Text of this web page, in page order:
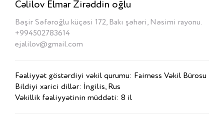
Cəlilov Elmar Zirəddin oğlu
Bəşir Səfəroğlu küçəsi 172, Bakı şəhəri, Nəsimi rayonu.
+994502783614
ejalilov@gmail.com
Fəaliyyət göstərdiyi vəkil qurumu: Fairness Vəkil Bürosu
Bildiyi xarici dillər: İngilis, Rus
Vəkillik fəaliyyətinin müddəti: 8 il